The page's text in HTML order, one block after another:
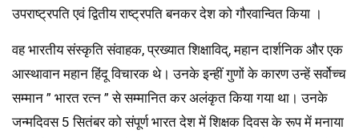
उपराष्ट्रपति एवं द्वितीय राष्ट्रपति बनकर देश को गौरवान्वित किया ।
वह भारतीय संस्कृति संवाहक, प्रख्यात शिक्षाविद्, महान दार्शनिक और एक
आस्थावान महान हिंदू विचारक थे। उनके इन्हीं गुणों के कारण उन्हें सर्वोच्च
सम्मान ” भारत रत्न ” से सम्मानित कर अलंकृत किया गया था। उनके
जन्मदिवस 5 सितंबर को संपूर्ण भारत देश में शिक्षक दिवस के रूप में मनाया